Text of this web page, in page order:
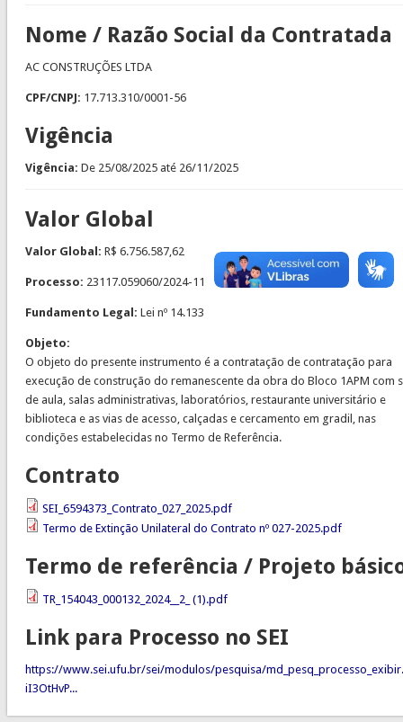
Nome / Razão Social da Contratada
AC CONSTRUÇÕES LTDA
CPF/CNPJ: 17.713.310/0001-56
Vigência
Vigência: De 25/08/2025até 26/11/2025
Valor Global
Valor Global: R$ 6.756.587,62
Processo: 23117.059060/2024-11
Fundamento Legal: Lei nº 14.133
Objeto:
O objeto do presente instrumento é a contratação de contratação para
execução de construção do remanescente da obra do Bloco 1APM com
de aula, salas administrativas, laboratórios, restaurante universitário e
biblioteca e as vias de acesso, calçadas e cercamento em gradil, nas
condições estabelecidas no Termo de Referência.
Contrato
SEI_6594373_Contrato_027_2025.pdf
Termo de Extinção Unilateral do Contrato nº 027-2025.pdf
Termo de referência / Projeto
TR_154043_000132_2024__2_ (1).pdf
Link para Processo no SEI
https://www.sei.ufu.br/sei/modulos/pesquisa/
iI3OtHvP...